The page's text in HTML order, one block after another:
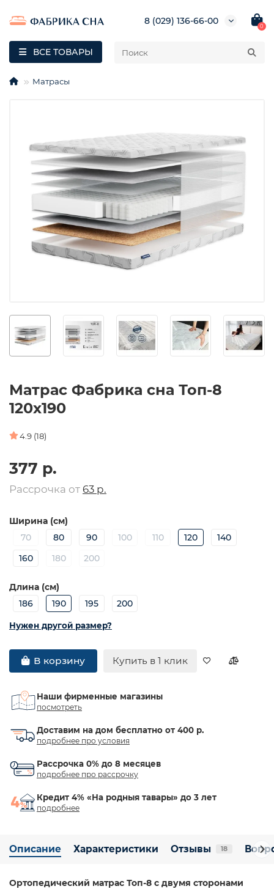
8 (029) 136-66-00
0
ВСЕ ТОВАРЫ
Матрасы
Матрас Фабрика сна Топ-8
120х190
4.9 (18)
377 р.
Рассрочка от 63 р.
Ширина (см)
70
80 90 100 110 120
140
160
180 200
Длина (см)
186
190 195 200
Нужен другой размер?
В корзину Купить в 1 клик
Наши фирменные магазины
посмотреть
Доставим на дом бесплатно от 400 р.
подробнее про условия
Рассрочка 0% до 8 месяцев
подробнее про рассрочку
Кредит 4% «На родныя тавары» до 3 лет
подробнее
Описание Характеристики Отзывы 18
Ортопедический матрас Топ-8 с двумя сторонами